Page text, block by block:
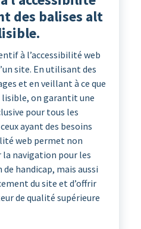
des balises alt
à l’accessibilité web
site. En utilisant des
et en veillant à ce que
on garantit une
pour tous les
ayant des besoins
web permet non
la navigation pour les
handicap, mais aussi
du site et d’offrir
de qualité supérieure